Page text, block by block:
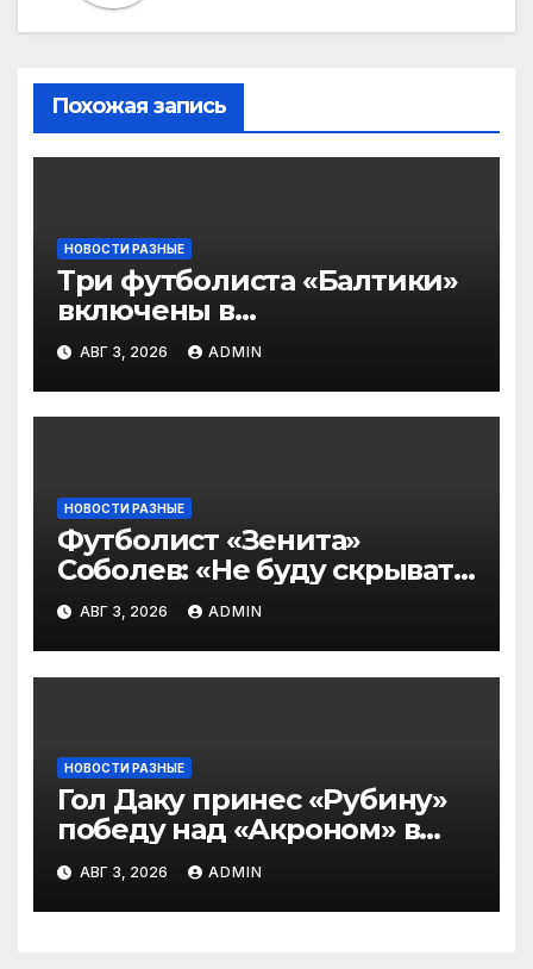
Похожая запись
НОВОСТИ РАЗНЫЕ
Три футболиста «Балтики»
включены в
символическую сборную
2‑го тура РПЛ по версии
подписчиков МАТЧ
ПРЕМЬЕР
АВГ 3, 2026 ADMIN
НОВОСТИ РАЗНЫЕ
Футболист «Зенита»
Соболев: «Не буду скрывать
— в Оренбурге всегда
тяжело играть»
АВГ 3, 2026 ADMIN
НОВОСТИ РАЗНЫЕ
Гол Даку принес «Рубину»
победу над «Акроном» в
матче РПЛ
АВГ 3, 2026 ADMIN